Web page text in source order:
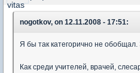
nogotkov, on 12.11.2008 - 17:51:
Я бы так категорично не обобщал.
Как среди учителей, врачей,